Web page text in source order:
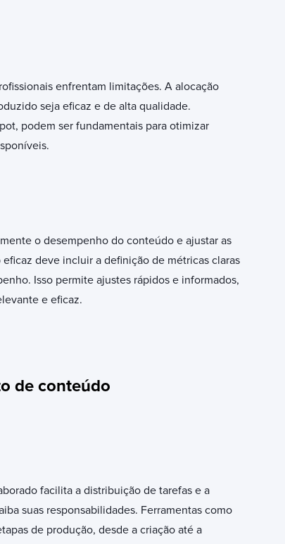
enfrentam limitações. A alocação
seja eficaz e de alta qualidade.
podem ser fundamentais para otimizar
o desempenho do conteúdo e ajustar as
deve incluir a definição de métricas claras
Isso permite ajustes rápidos e informados,
e eficaz.
de conteúdo
facilita a distribuição de tarefas e a
suas responsabilidades. Ferramentas como
de produção, desde a criação até a